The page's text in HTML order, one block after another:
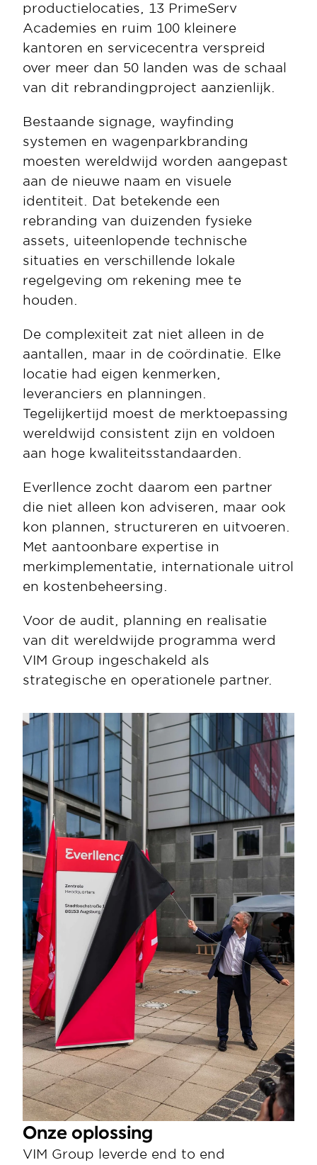
productielocaties, 13 PrimeServ
Academies en ruim 100 kleinere
kantoren en servicecentra verspreid
over meer dan 50 landen was de schaal
van dit rebrandingproject aanzienlijk.
Bestaande signage, wayfinding
systemen en wagenparkbranding
moesten wereldwijd worden aangepast
aan de nieuwe naam en visuele
identiteit. Dat betekende een
rebranding van duizenden fysieke
assets, uiteenlopende technische
situaties en verschillende lokale
regelgeving om rekening mee te
houden.
De complexiteit zat niet alleen in de
aantallen, maar in de coördinatie. Elke
locatie had eigen kenmerken,
leveranciers en planningen.
Tegelijkertijd moest de merktoepassing
wereldwijd consistent zijn en voldoen
aan hoge kwaliteitsstandaarden.
Everllence zocht daarom een partner
die niet alleen kon adviseren, maar ook
kon plannen, structureren en uitvoeren.
Met aantoonbare expertise in
merkimplementatie, internationale uitrol
en kostenbeheersing.
Voor de audit, planning en realisatie
van dit wereldwijde programma werd
VIM Group ingeschakeld als
strategische en operationele partner.
Onze oplossing
VIM Group leverde end to end